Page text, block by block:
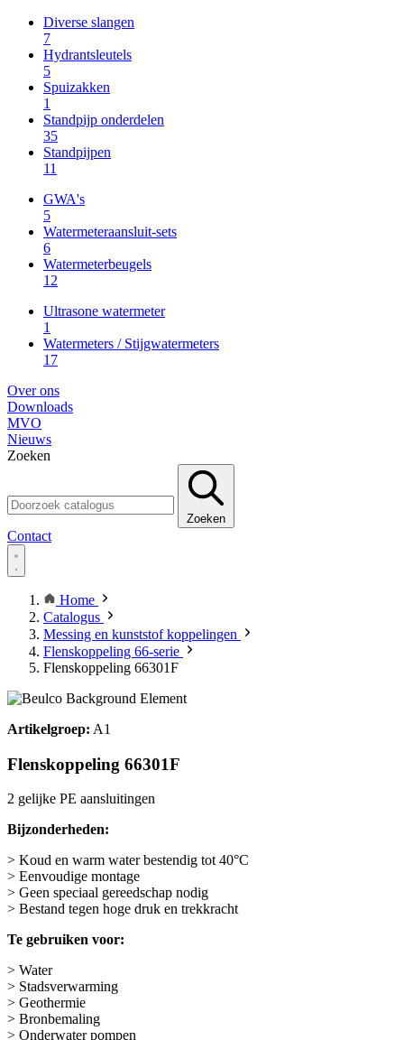
Diverse slangen
7
Hydrantsleutels
5
Spuizakken
1
Standpijp onderdelen
35
Standpijpen
11
GWA's
5
Watermeteraansluit-sets
6
Watermeterbeugels
12
Ultrasone watermeter
1
Watermeters / Stijgwatermeters
17
Over ons
Downloads
MVO
Nieuws
Zoeken
Zoeken
Contact
Home
Catalogus
Messing en kunststof koppelingen
Flenskoppeling 66-serie
Flenskoppeling 66301F
Artikelgroep: A1
Flenskoppeling 66301F
2 gelijke PE aansluitingen
Bijzonderheden:
> Koud en warm water bestendig tot 40°C
> Eenvoudige montage
> Geen speciaal gereedschap nodig
> Bestand tegen hoge druk en trekkracht
Te gebruiken voor:
> Water
> Stadsverwarming
> Geothermie
> Bronbemaling
> Onderwater pompen